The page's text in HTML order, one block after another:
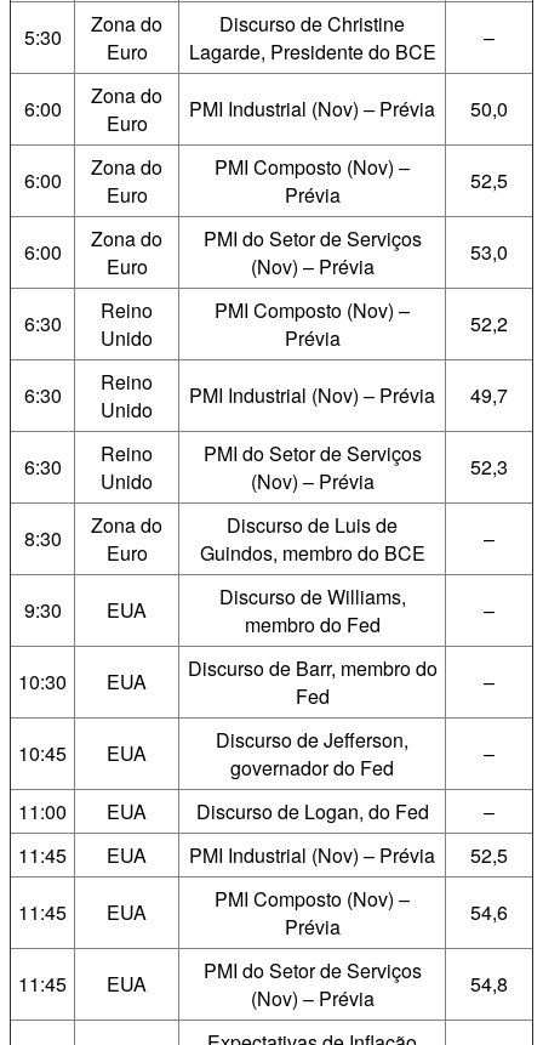
5:30
Zona do
Euro
Discurso de Christine
Lagarde, Presidente do BCE
–
6:00
Zona do
Euro
PMI Industrial (Nov) – Prévia 50,0
6:00
Zona do
Euro
PMI Composto (Nov) –
Prévia
52,5
6:00
Zona do
Euro
PMI do Setor de Serviços
(Nov) – Prévia
53,0
6:30
Reino
Unido
PMI Composto (Nov) –
Prévia
52,2
6:30
Reino
Unido
PMI Industrial (Nov) – Prévia 49,7
6:30
Reino
Unido
PMI do Setor de Serviços
(Nov) – Prévia
52,3
8:30
Zona do
Euro
Discurso de Luis de
Guindos, membro do BCE
–
9:30 EUA
Discurso de Williams,
membro do Fed
–
10:30 EUA
Discurso de Barr, membro do
Fed
–
10:45 EUA
Discurso de Jefferson,
governador do Fed
–
11:00 EUA Discurso de Logan, do Fed
–
11:45
EUA PMI Industrial (Nov) – Prévia 52,5
11:45 EUA
PMI Composto (Nov) –
Prévia
54,6
11:45 EUA
PMI do Setor de Serviços
(Nov) – Prévia
54,8